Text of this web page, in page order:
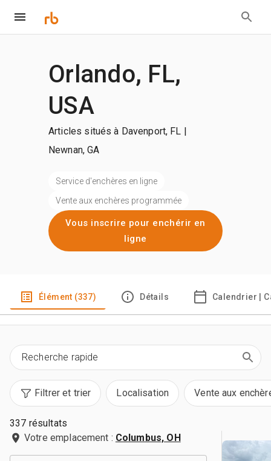
Orlando, FL,
USA
Articles situés à Davenport, FL |
Newnan, GA
Service d'enchères en ligne
Vente aux enchères programmée
Vous inscrire pour enchérir en
ligne
Élément (337) Détails Calendrier |
Filtrer et trier Localisation Vente aux
337 résultats
Votre emplacement : Columbus, OH